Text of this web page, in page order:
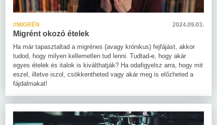
#MIGRÉN 2024.09.03.
Migrént okozó ételek
Ha már tapasztaltad a migrénes (avagy krónikus) fejfájást, akkor
tudod, hogy milyen kellemetlen tud lenni. Tudtad-e, hogy akár
egyes ételek és italok is kiválthatják? Ha odafigyelsz arra, hogy mit
eszel, illetve iszol, csökkentheted vagy akár meg is előzheted a
fájdalmakat!